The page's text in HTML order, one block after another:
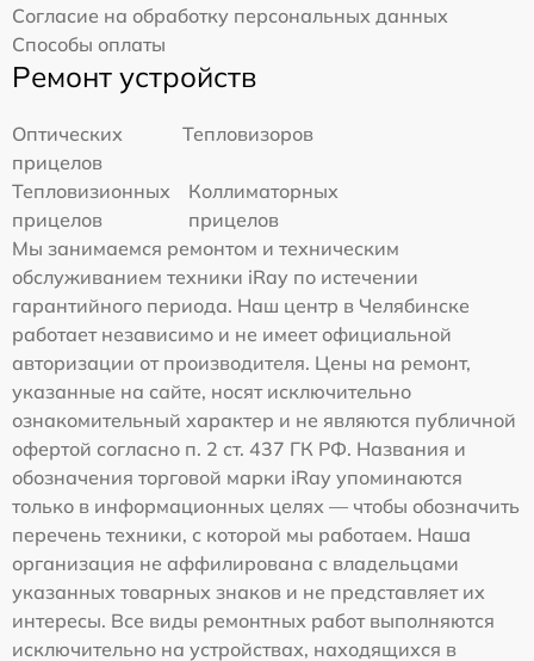
Согласие на обработку персональных данных
Способы оплаты
Ремонт устройств
Оптических
прицелов
Тепловизоров
Тепловизионных
прицелов
Коллиматорных
прицелов
Мы занимаемся ремонтом и техническим
обслуживанием техники iRay по истечении
гарантийного периода. Наш центр в Челябинске
работает независимо и не имеет официальной
авторизации от производителя. Цены на ремонт,
указанные на сайте, носят исключительно
ознакомительный характер и не являются публичной
офертой согласно п. 2 ст. 437 ГК РФ. Названия и
обозначения торговой марки iRay упоминаются
только в информационных целях — чтобы обозначить
перечень техники, с которой мы работаем. Наша
организация не аффилирована с владельцами
указанных товарных знаков и не представляет их
интересы. Все виды ремонтных работ выполняются
исключительно на устройствах, находящихся в